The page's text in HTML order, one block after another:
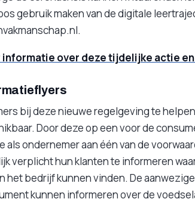
gebruik maken van de digitale
informatie over deze tijdelijke actie
bij deze nieuwe regelgeving te
Door deze op een voor de
als ondernemer aan één van de
verplicht hun klanten te informeren
het bedrijf kunnen vinden. De
kunnen informeren over de